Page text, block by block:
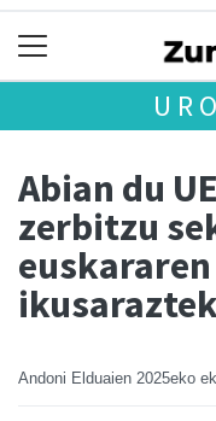
Abian du
zerbitzu
Andoni Elduaien 2025eko